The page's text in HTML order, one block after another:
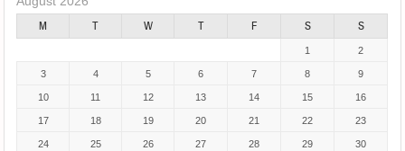
M
T W T F S S
1 2
3 4 5 6 7 8 9
10 11 12 13 14 15 16
17 18 19 20 21 22 23
24 25 26 27 28 29 30